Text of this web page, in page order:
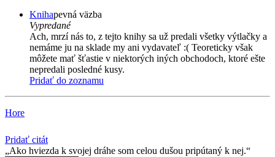
Knihapevná väzba
Vypredané
Ach, mrzí nás to, z tejto knihy sa už predali všetky výtlačky a
nemáme ju na sklade my ani vydavateľ :( Teoreticky však
môžete mať šťastie v niektorých iných obchodoch, ktoré ešte
nepredali posledné kusy.
Pridať do zoznamu
Hore
Pridať citát
Ako hviezda k svojej dráhe som celou dušou pripútaný k nej.